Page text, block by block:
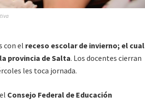
con el receso escolar de invierno; el cual
provincia de Salta. Los docentes cierran
les toca jornada.
Consejo Federal de Educación